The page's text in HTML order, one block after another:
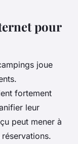
pour
joue
fortement
leur
peut mener à